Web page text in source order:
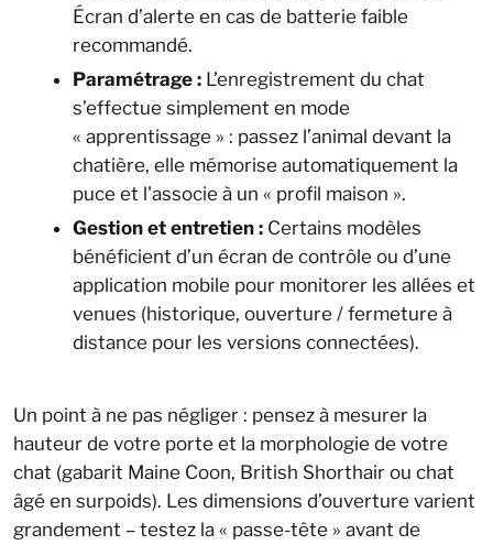
Écran d’alerte en cas de batterie faible
recommandé.
Paramétrage : L’enregistrement du chat
s’effectue simplement en mode
« apprentissage » : passez l’animal devant la
chatière, elle mémorise automatiquement la
puce et l'associe à un « profil maison ».
Gestion et entretien : Certains modèles
bénéficient d’un écran de contrôle ou d’une
application mobile pour monitorer les allées et
venues (historique, ouverture / fermeture à
distance pour les versions connectées).
Un point à ne pas négliger : pensez à mesurer la
hauteur de votre porte et la morphologie de votre
chat (gabarit Maine Coon, British Shorthair ou chat
âgé en surpoids). Les dimensions d’ouverture varient
grandement – testez la « passe-tête » avant de